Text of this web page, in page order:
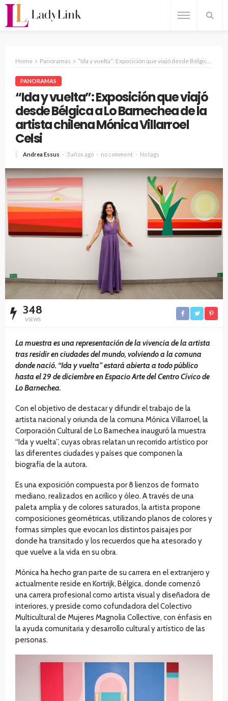
Home Panoramas “Ida y vuelta”: Exposición que viajó desde Bélgica a Lo Barnechea de la artista chilena Mónica Villarroel Celsi
PANORAMAS
“Ida y vuelta”: Exposición que viajó
desde Bélgica a Lo Barnechea de la
artista chilena Mónica Villarroel
Celsi
Andrea Essus 3 años ago no comment No tags
348
VIEWS
La muestra es una representación de la vivencia de la artista
tras residir en ciudades del mundo, volviendo a la comuna
donde nació. “Ida y vuelta” estará abierta a todo público
hasta el 29 de diciembre en Espacio Arte del Centro Cívico de
Lo Barnechea.
Con el objetivo de destacar y difundir el trabajo de la
artista nacional y oriunda de la comuna Mónica Villarroel, la
Corporación Cultural de Lo Barnechea inauguró la muestra
“Ida y vuelta”, cuyas obras relatan un recorrido artístico por
las diferentes ciudades y países que componen la
biografía de la autora.
Es una exposición compuesta por 8 lienzos de formato
mediano, realizados en acrílico y óleo. A través de una
paleta amplia y de colores saturados, la artista propone
composiciones geométricas, utilizando planos de colores y
formas simples que evocan los distintos paisajes por
donde ha transitado y los recuerdos que ha atesorado y
que vuelve a la vida en su obra.
Mónica ha hecho gran parte de su carrera en el extranjero y
actualmente reside en Kortrijk, Bélgica, donde comenzó
una carrera profesional como artista visual y diseñadora de
interiores, y preside como cofundadora del Colectivo
Multicultural de Mujeres Magnolia Collective, con énfasis en
la ayuda comunitaria y desarrollo cultural y artístico de las
personas.